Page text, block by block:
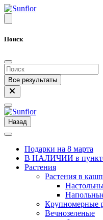
Поиск
Все результаты
Назад
Подарки на 8 марта
В НАЛИЧИИ в
Растения
Растения в
Крупномерные
Вечнозеленые